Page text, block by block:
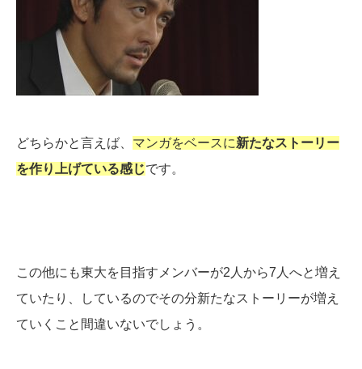
どちらかと言えば、 マンガをベースに新たなストーリー
を作り上げている感じです。
この他にも東大を目指すメンバーが2人から7人へと増え
ていたり、しているのでその分新たなストーリーが増え
ていくこと間違いないでしょう。